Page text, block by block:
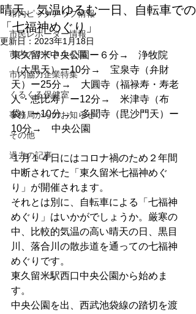
市内ピックアップ情報
市民レポーター情報
市内のすてきな公園
市内協力企業特集
くるくる保健室
事務局からのお知らせ
その他
過去の記事
晴天、気温ゆるむ一日、自転車での
「七福神めぐり」
更新日： 2023年1月18日
東久留米中央公園ー６分→　浄牧院
（大黒天）ー10分→　宝泉寺（弁財
天）ー25分→　大圓寺（福禄寿・寿老
人・恵比寿）ー12分→　米津寺（布
袋）ー10分→　多聞寺（毘沙門天）ー
10分→　中央公園
１月１４日にはコロナ禍のため２年間
中断されてた「東久留米七福神めぐ
り」が開催されます。
それとは別に、自転車による「七福神
めぐり」はいかがでしょうか。厳寒の
中、比較的気温の高い晴天の日、黒目
川、落合川の散歩道を通っての七福神
めぐりです。
東久留米駅西口中央公園から始めま
す。
中央公園を出、西武池袋線の踏切を渡